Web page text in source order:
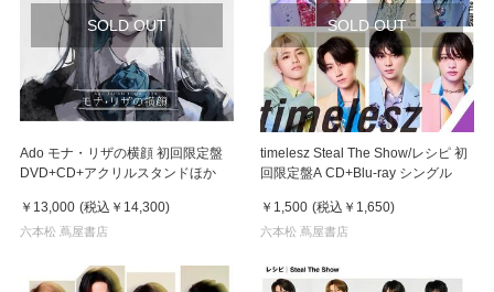
SOLD OUT
Ado モナ・リザの横顔 初回限定盤
DVD+CD+アクリルスタンドほか
￥13,000 (税込 ￥14,300)
六本松 蔦屋書店
SOLD OUT
timelesz Steal The Show/レシピ 初
回限定盤A CD+Blu-ray シングル
￥1,500 (税込 ￥1,650)
六本松 蔦屋書店